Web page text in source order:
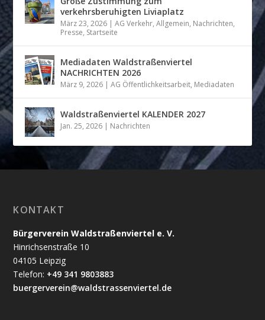
verkehrsberuhigten Liviaplatz
März 23, 2026 |AG Verkehr,Allgemein, Nachrichten,
Presse, Startseite
Mediadaten Waldstraßenviertel
NACHRICHTEN 2026
März 9, 2026 |AG Öffentlichkeitsarbeit, Mediadaten
Waldstraßenviertel KALENDER 2027
Jan. 25, 2026 | Nachrichten
KONTAKT
Bürgerverein Waldstraßenviertel e. V.
Hinrichsenstraße 10
04105 Leipzig
Telefon: +49 341 9803883
buergerverein@waldstrassenviertel.de